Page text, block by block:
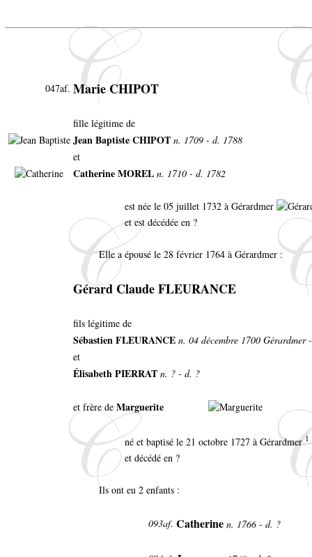
047af. Marie CHIPOT
fille légitime de
Jean Baptiste CHIPOT n. 1709 - d. 1788
et
Catherine MOREL n. 1710 - d. 1782
est née le 05 juillet 1732 à Gérardmer
et est décédée en ?
Elle a épousé le 28 février 1764 à Gérardmer :
Gérard Claude FLEURANCE
fils légitime de
Sébastien FLEURANCE n. 04 décembre 1700 Gérardmer
et
Élisabeth PIERRAT n. ? - d. ?
et frère de Marguerite
né et baptisé le 21 octobre 1727 à Gérardmer1
et décédé en ?
Ils ont eu 2 enfants :
093af. Catherine n. 1766 - d. ?